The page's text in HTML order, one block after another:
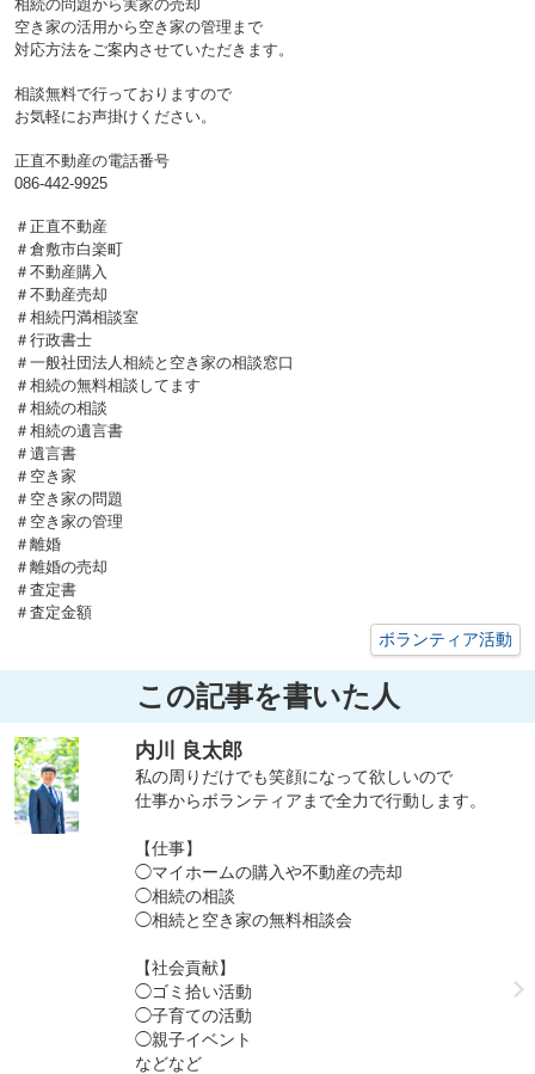
相続の問題から実家の売却
空き家の活用から空き家の管理まで
対応方法をご案内させていただきます。
相談無料で行っておりますので
お気軽にお声掛けください。
正直不動産の電話番号
086-442-9925
＃正直不動産
＃倉敷市白楽町
＃不動産購入
＃不動産売却
＃相続円満相談室
＃行政書士
＃一般社団法人相続と空き家の相談窓口
＃相続の無料相談してます
＃相続の相談
＃相続の遺言書
＃遺言書
＃空き家
＃空き家の問題
＃空き家の管理
＃離婚
＃離婚の売却
＃査定書
＃査定金額
ボランティア活動
この記事を書いた人
内川 良太郎
私の周りだけでも笑顔になって欲しいので
仕事からボランティアまで全力で行動します。
【仕事】
◯マイホームの購入や不動産の売却
◯相続の相談
◯相続と空き家の無料相談会
【社会貢献】
◯ゴミ拾い活動
◯子育ての活動
◯親子イベント
などなど